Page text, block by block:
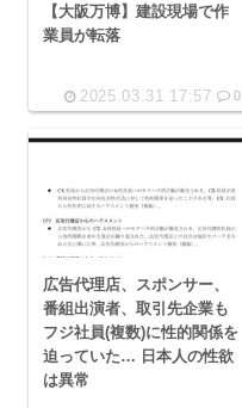
【大阪万博】建設現場で作
業員が転落
2025.03.31 17:57 0
広告代理店、スポンサー、
番組出演者、取引先企業も
フジ社員(複数)に性的関係を
迫っていた… 日本人の性欲
は異常